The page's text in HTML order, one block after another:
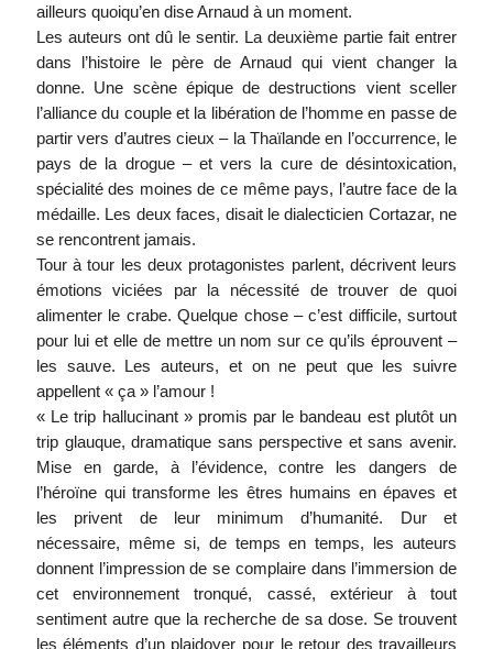
ailleurs quoiqu’en dise Arnaud à un moment.
Les auteurs ont dû le sentir. La deuxième partie fait entrer
dans l’histoire le père de Arnaud qui vient changer la
donne. Une scène épique de destructions vient sceller
l’alliance du couple et la libération de l’homme en passe de
partir vers d’autres cieux – la Thaïlande en l’occurrence, le
pays de la drogue – et vers la cure de désintoxication,
spécialité des moines de ce même pays, l’autre face de la
médaille. Les deux faces, disait le dialecticien Cortazar, ne
se rencontrent jamais.
Tour à tour les deux protagonistes parlent, décrivent leurs
émotions viciées par la nécessité de trouver de quoi
alimenter le crabe. Quelque chose – c’est difficile, surtout
pour lui et elle de mettre un nom sur ce qu’ils éprouvent –
les sauve. Les auteurs, et on ne peut que les suivre
appellent « ça » l’amour !
« Le trip hallucinant » promis par le bandeau est plutôt un
trip glauque, dramatique sans perspective et sans avenir.
Mise en garde, à l’évidence, contre les dangers de
l’héroïne qui transforme les êtres humains en épaves et
les privent de leur minimum d’humanité. Dur et
nécessaire, même si, de temps en temps, les auteurs
donnent l’impression de se complaire dans l’immersion de
cet environnement tronqué, cassé, extérieur à tout
sentiment autre que la recherche de sa dose. Se trouvent
les éléments d’un plaidoyer pour le retour des travailleurs